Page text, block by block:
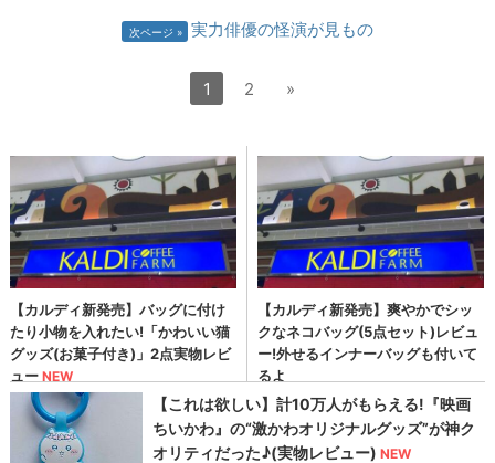
次ページ 実力俳優の怪演が見もの
1 2 »